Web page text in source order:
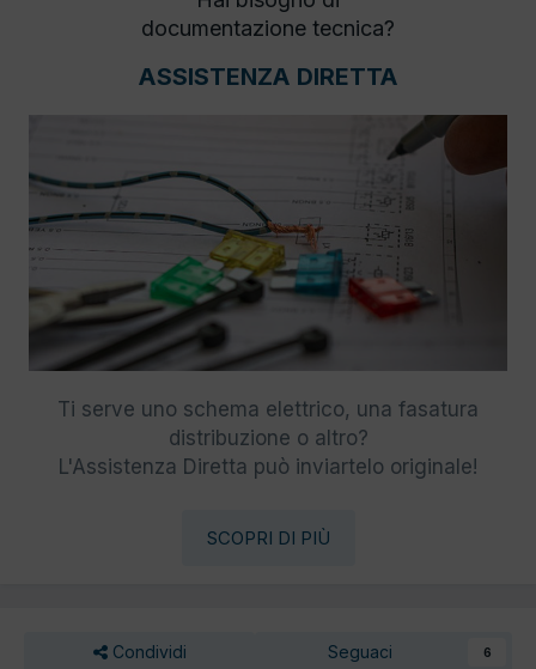
documentazione tecnica?
ASSISTENZA DIRETTA
Ti serve uno schema elettrico, una fasatura
distribuzione o altro?
L'Assistenza Diretta può inviartelo originale!
SCOPRI DI PIÙ
Condividi Seguaci 6